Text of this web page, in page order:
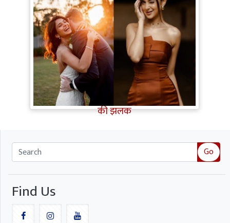
Karan Singh Grover से तलाक के 12 साल
बाद Jennifer Winget की हुई Second
Marriage, पति William Ishmael संग शेयर
की झलक
Go
Find Us